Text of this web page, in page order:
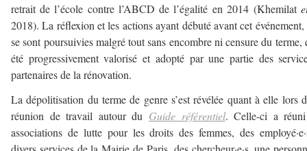
retrait de l’école contre l’ABCD de l’égalité en 2014 (Khemilat
2018). La réflexion et les actions ayant débuté avant cet événement,
se sont poursuivies malgré tout sans encombre ni censure du terme,
été progressivement valorisé et adopté par une partie des
partenaires de la rénovation.
La dépolitisation du terme de genre s’est révélée quant à elle lors
réunion de travail autour du Guide référentiel. Celle-ci a
associations de lutte pour les droits des femmes, des